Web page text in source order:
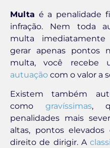
Multa é a penalidade
infração. Nem toda
multa
gerar apenas pontos
multa, você recebe
autuação com o valor a
Existem também
como gravíssimas,
penalidades mais
altas, pontos
direito de dirigir. A